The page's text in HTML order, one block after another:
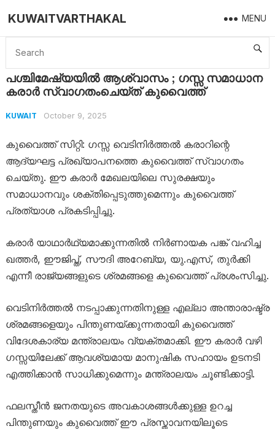
KUWAITVARTHAKAL MENU
Home Kuwait പശ്ചിമേഷ്യയിൽ ആശ്വാസം ; ​ഗസ്സ സമാധാന കരാർ സ്വാഗതംചെയ്ത് കുവൈത്ത്
പശ്ചിമേഷ്യയിൽ ആശ്വാസം ; ​ഗസ്സ സമാധാന
കരാർ സ്വാഗതംചെയ്ത് കുവൈത്ത്
KUWAIT October 9, 2025
കുവൈത്ത് സിറ്റി: ഗസ്സ വെടിനിർത്തൽ കരാറിന്റെ
ആദ്യഘട്ട പ്രഖ്യാപനത്തെ കുവൈത്ത് സ്വാഗതം
ചെയ്തു. ഈ കരാർ മേഖലയിലെ സുരക്ഷയും
സമാധാനവും ശക്തിപ്പെടുത്തുമെന്നും കുവൈത്ത്
പ്രത്യാശ പ്രകടിപ്പിച്ചു.
കരാർ യാഥാർഥ്യമാക്കുന്നതിൽ നിർണായക പങ്ക് വഹിച്ച
ഖത്തർ, ഈജിപ്ത്, സൗദി അറേബ്യ, യു.എസ്, തുർക്കി
എന്നീ രാജ്യങ്ങളുടെ ശ്രമങ്ങളെ കുവൈത്ത് പ്രശംസിച്ചു.
വെടിനിർത്തൽ നടപ്പാക്കുന്നതിനുള്ള എല്ലാ അന്താരാഷ്ട്ര
ശ്രമങ്ങളെയും പിന്തുണയ്ക്കുന്നതായി കുവൈത്ത്
വിദേശകാര്യ മന്ത്രാലയം വ്യക്തമാക്കി. ഈ കരാർ വഴി
ഗസ്സയിലേക്ക് ആവശ്യമായ മാനുഷിക സഹായം ഉടനടി
എത്തിക്കാൻ സാധിക്കുമെന്നും മന്ത്രാലയം ചൂണ്ടിക്കാട്ടി.
ഫലസ്തീൻ ജനതയുടെ അവകാശങ്ങൾക്കുള്ള ഉറച്ച
പിന്തുണയും കുവൈത്ത് ഈ പ്രസ്താവനയിലൂടെ